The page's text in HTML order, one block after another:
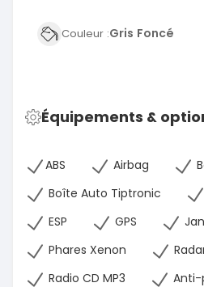
Couleur :Gris Foncé
Équipements &
ABS Airbag
Boîte Auto Tiptronic
ESP
GPS
Phares Xenon
Radio CD MP3
Anti-